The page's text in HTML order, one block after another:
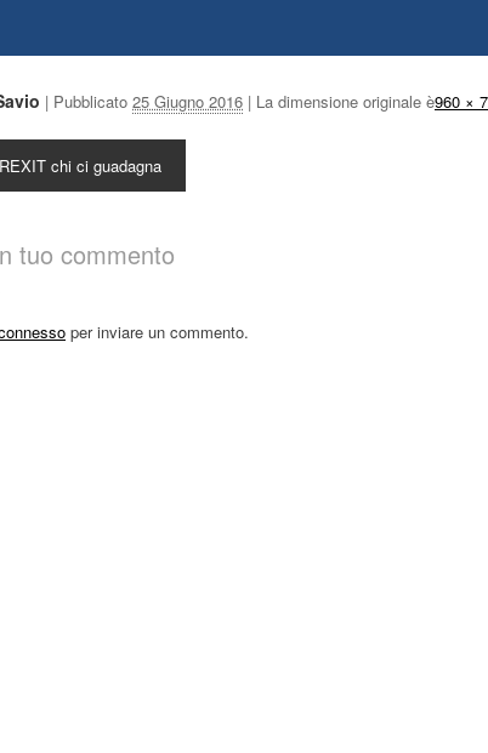
| Pubblicato 25 Giugno 2016 | La dimensione originale è960 ×
chi ci guadagna
tuo commento
per inviare un commento.